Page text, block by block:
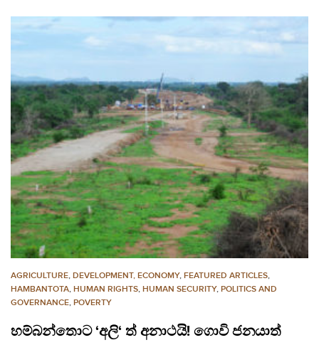
AGRICULTURE, DEVELOPMENT, ECONOMY, FEATURED ARTICLES,
HAMBANTOTA, HUMAN RIGHTS, HUMAN SECURITY, POLITICS AND
GOVERNANCE, POVERTY
හම්බන්තොට ‘අලි‘ ත් අනාථයි! ගොවි ජනයාත්